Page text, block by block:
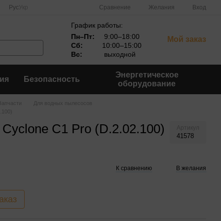
Рус Сравнение Желания Вход
График работы:
Пн–Пт:
9:00–18:00
Сб:
10:00–15:00
Вс:
выходной
Мой заказ
Безопасность
Энергетическое
оборудование
Запчасти
Для водных пылесосов
C1 Pro (D.2.02.100) 41578
К сравнению В желания